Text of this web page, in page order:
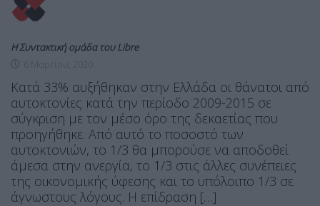
Η Συντακτική ομάδα του Libre
Κατά 33% αυξήθηκαν στην Ελλάδα οι θάνατοι από
αυτοκτονίες κατά την περίοδο 2009-2015 σε
σύγκριση με τον μέσο όρο της δεκαετίας που
προηγήθηκε. Από αυτό το ποσοστό των
αυτοκτονιών, το 1/3 θα μπορούσε να αποδοθεί
άμεσα στην ανεργία, το 1/3 στις άλλες συνέπειες
της οικονομικής ύφεσης και το υπόλοιπο 1/3 σε
άγνωστους λόγους. Η επίδραση […]